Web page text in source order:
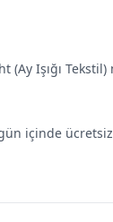
(Ay Işığı
içinde